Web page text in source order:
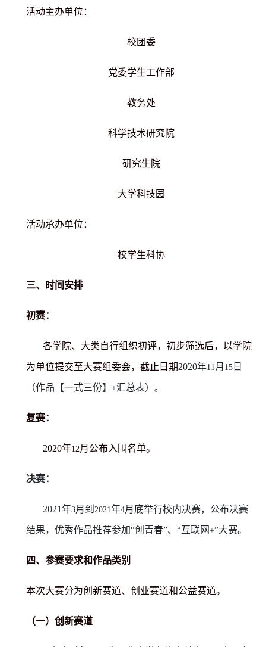
活动主办单位：
校团委
党委学生工作部
教务处
科学技术研究院
研究生院
大学科技园
活动承办单位：
校学生科协
三、时间安排
初赛：
各学院、大类自行组织初评，初步筛选后，以学院
为单位提交至大赛组委会，截止日期2020年11 月 15 日
（作品【一式三份】 +汇总表） 。
复赛：
2020年12月公布入围名单。
决赛：
2021年3月到 2021年4月底举行校内决赛，公布决赛
结果，优秀作品推荐参加“创青春”、“互联网 +”大赛。
四、参赛要求和作品类别
本次大赛分为创新赛道、创业赛道和公益赛道。
（一）创新赛道